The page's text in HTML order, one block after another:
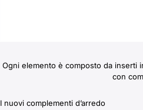
Ogni elemento è composto da inserti
con
I nuovi complementi d’arredo